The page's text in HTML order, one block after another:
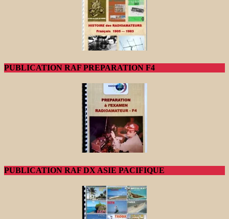
PUBLICATION RAF PREPARATION F4
PUBLICATION RAF DX ASIE PACIFIQUE